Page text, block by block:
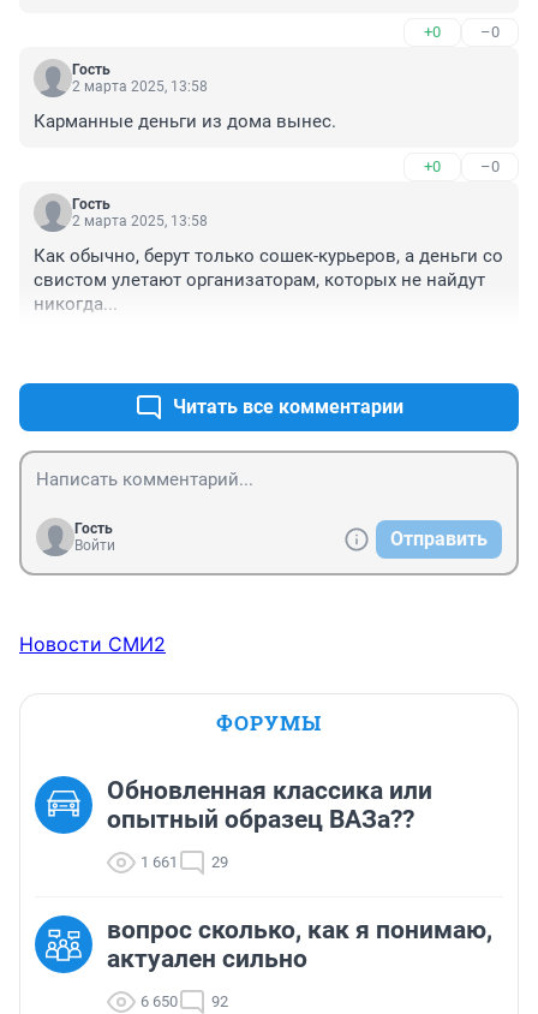
+0 –0
Гость
2 марта 2025, 13:58
Карманные деньги из дома вынес.
+0 –0
Гость
2 марта 2025, 13:58
Как обычно, берут только сошек-курьеров, а деньги со
свистом улетают организаторам, которых не найдут
никогда...
Читать все комментарии
Гость
Войти
Отправить
Новости СМИ2
ФОРУМЫ
Обновленная классика или
опытный образец ВАЗа??
1 661 29
вопрос сколько, как я понимаю,
актуален сильно
6 650 92